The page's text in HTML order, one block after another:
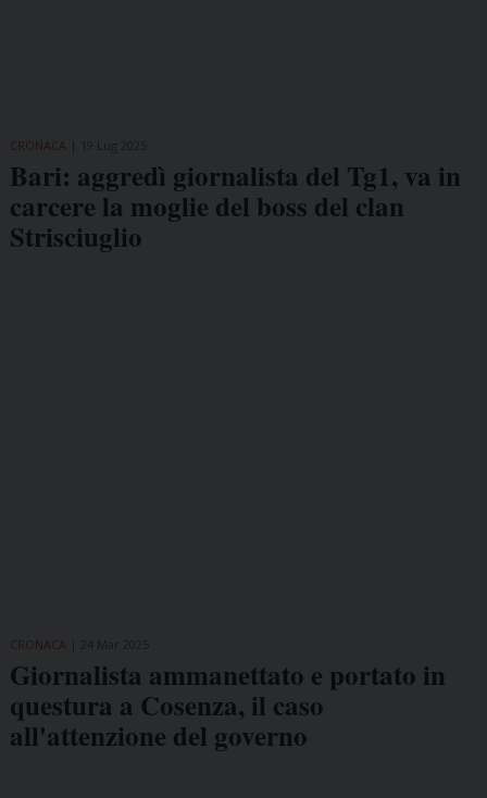
CRONACA
Bari: aggredì giornalista del Tg1, va in
carcere la moglie del boss del clan
Strisciuglio
CRONACA
Giornalista ammanettato e portato in
questura a Cosenza, il caso
all'attenzione del governo